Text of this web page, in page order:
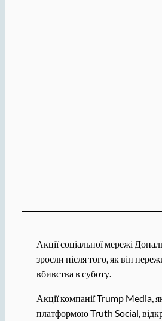
Акції соціальної мережі
зросли після того, як він
вбивства в суботу.
Акції компанії Trump Media,
платформою Truth Social,